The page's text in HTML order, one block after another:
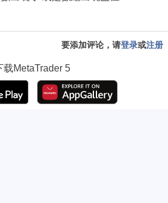
要添加评论，请登录或注册
载MetaTrader 5